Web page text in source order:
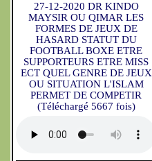
27-12-2020 DR KINDO
MAYSIR OU QIMAR LES
FORMES DE JEUX DE
HASARD STATUT DU
FOOTBALL BOXE ETRE
SUPPORTEURS ETRE MISS
ECT QUEL GENRE DE JEUX
OU SITUATION L'ISLAM
PERMET DE COMPETIR
(Téléchargé 5667 fois)